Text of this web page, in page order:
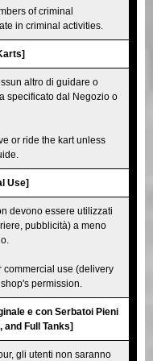
of criminal
in criminal activities.
altro di guidare o
specificato dal Negozio o
or ride the kart unless
Use]
devono essere utilizzati
pubblicità) a meno
commercial use (delivery
permission.
e con Serbatoi Pieni
and Full Tanks]
gli utenti non saranno